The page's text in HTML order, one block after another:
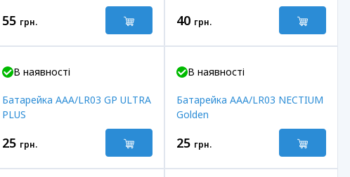
55 грн. 40 грн.
В наявності
Батарейка AAA/LR03 GP ULTRA
PLUS
25 грн.
В наявності
Батарейка AAA/LR03 NECTIUM
Golden
25 грн.